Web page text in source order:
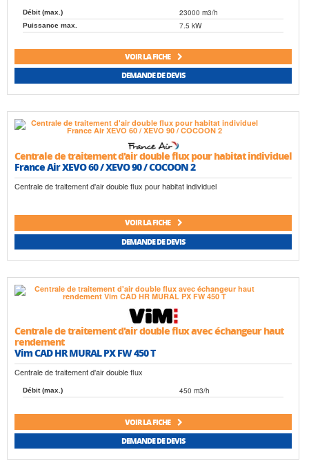
Débit (max.) 23000 m3/h
Puissance max. 7.5 kW
VOIR LA FICHE
DEMANDE DE DEVIS
Centrale de traitement d'air double flux pour habitat individuel
France Air XEVO 60 / XEVO 90 / COCOON 2
Centrale de traitement d'air double flux pour habitat individuel
VOIR LA FICHE
DEMANDE DE DEVIS
Centrale de traitement d'air double flux avec échangeur haut
rendement
Vim CAD HR MURAL PX FW 450 T
Centrale de traitement d'air double flux
Débit (max.) 450 m3/h
VOIR LA FICHE
DEMANDE DE DEVIS